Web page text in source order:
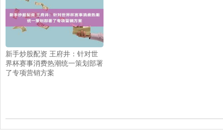
新手炒股配资 王府井：针对世
界杯赛事消费热潮统一策划部署
了专项营销方案